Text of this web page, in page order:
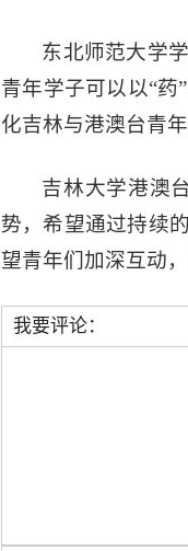
东北师范大学
青年学子可以以“
化吉林与港澳台青
吉林大学港澳
势，希望通过持续
望青年们加深互动
我要评论：